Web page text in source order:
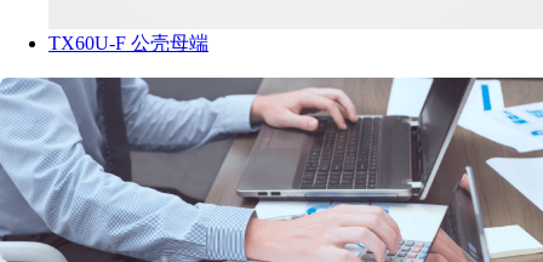
TX60U-F 公壳母端